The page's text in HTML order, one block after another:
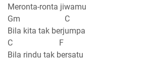
Meronta-ronta jiwamu
Gm C
Bila kita tak berjumpa
C F
Bila rindu tak bersatu